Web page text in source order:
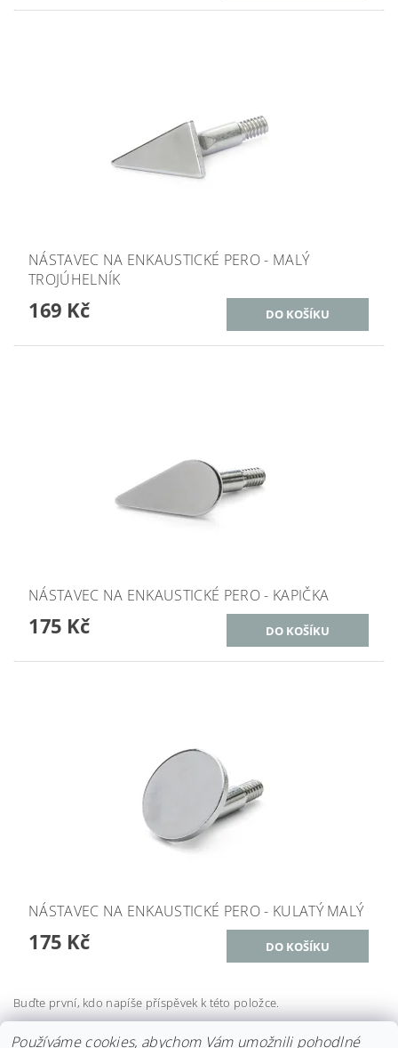
NÁSTAVEC NA ENKAUSTICKÉ PERO - MALÝ
TROJÚHELNÍK
169 Kč
NÁSTAVEC NA ENKAUSTICKÉ PERO - KAPIČKA
175 Kč
NÁSTAVEC NA ENKAUSTICKÉ PERO - KULATÝ MALÝ
175 Kč
Buďte první, kdo napíše příspěvek k této položce.
Přidat komentář
Používáme cookies, abychom Vám umožnili pohodlné